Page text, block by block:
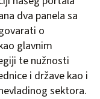
dva panela sa
o
glavnim
te nužnosti
i države kao i
sektora.